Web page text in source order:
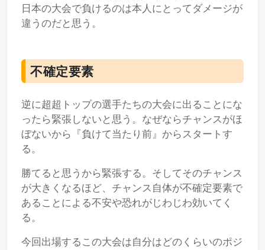
日本の大会で負けるのは本人にとってダメージが
違うのだと思う。
不確定要素
逆に超超トップの選手たちの大会に出ることにな
ったら緊張しないと思う。なぜならチャンスがほ
ぼないから『負けて当たり前』からスタートす
る。
勝てると思うから緊張する。そしてそのチャンス
が大きくなるほど、チャンス自体が不確定要素で
あることによる不安や恐れがじわじわ効いてく
る。
今回出場するこの大会は自分はどのくらいのポジ